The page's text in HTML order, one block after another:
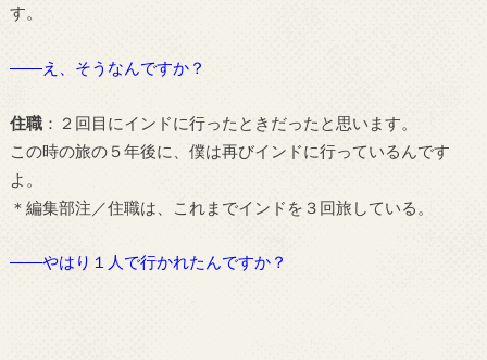
す。
――え、そうなんですか？
住職：２回目にインドに行ったときだったと思います。
この時の旅の５年後に、僕は再びインドに行っているんです
よ。
＊編集部注／住職は、これまでインドを３回旅している。
――やはり１人で行かれたんですか？